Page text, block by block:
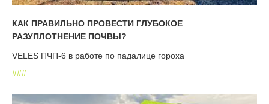
КАК ПРАВИЛЬНО ПРОВЕСТИ ГЛУБОКОЕ
РАЗУПЛОТНЕНИЕ ПОЧВЫ?
VELES ПЧП-6 в работе по падалице гороха
###